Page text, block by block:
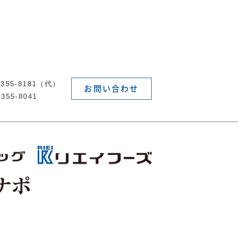
8181（代）
8041
お問い合わせ